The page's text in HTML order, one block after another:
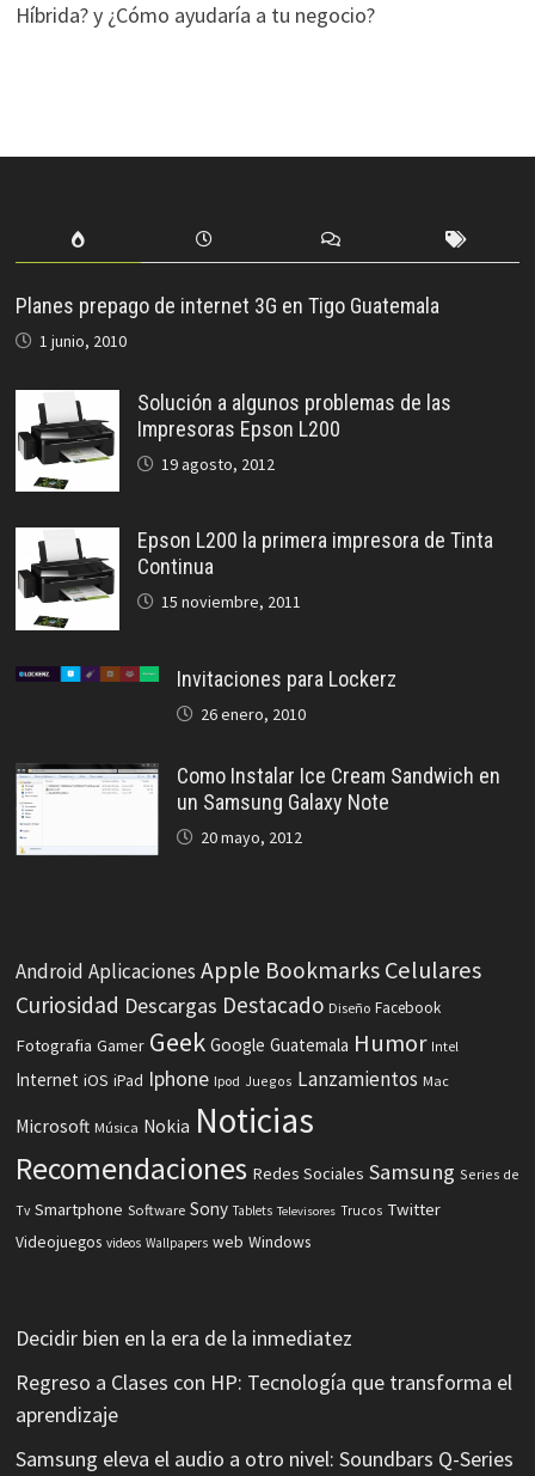
Híbrida? y ¿Cómo ayudaría a tu negocio?
Planes prepago de internet 3G en Tigo Guatemala
1 junio, 2010
Solución a algunos problemas de las
Impresoras Epson L200
19 agosto, 2012
Epson L200 la primera impresora de Tinta
Continua
15 noviembre, 2011
Invitaciones para Lockerz
26 enero, 2010
Como Instalar Ice Cream Sandwich en
un Samsung Galaxy Note
20 mayo, 2012
Android Aplicaciones Apple Bookmarks Celulares
Curiosidad Descargas Destacado Diseño Facebook
Fotografia Gamer Geek Google Guatemala Humor Intel
Internet iOS iPad Iphone Ipod Juegos Lanzamientos Mac
Microsoft Música Nokia Noticias
Recomendaciones Redes Sociales Samsung Series de
Tv Smartphone Software Sony Tablets Televisores Trucos Twitter
Videojuegos videos Wallpapers web Windows
Decidir bien en la era de la inmediatez
Regreso a Clases con HP: Tecnología que transforma el
aprendizaje
Samsung eleva el audio a otro nivel: Soundbars Q-Series